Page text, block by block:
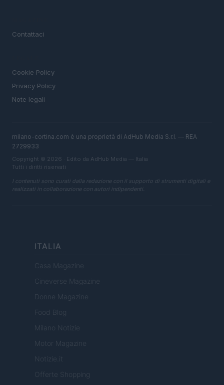
Contattaci
Cookie Policy
Privacy Policy
Note legali
milano-cortina.com è una proprietà di AdHub Media S.r.l. — REA
2729933
Copyright © 2026 · Edito da AdHub Media — Italia
Tutti i diritti riservati
I contenuti sono curati dalla redazione con il supporto di strumenti digitali e
realizzati in collaborazione con autori indipendenti.
ITALIA
Casa Magazine
Cineverse Magazine
Donne Magazine
Food Blog
Milano Notizie
Motor Magazine
Notizie.it
Offerte Shopping